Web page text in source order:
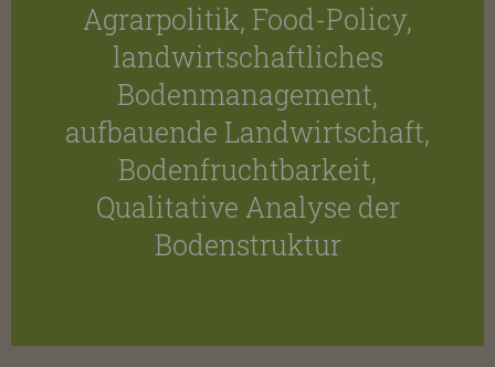
Agrarpolitik, Food-Policy,
landwirtschaftliches
Bodenmanagement,
aufbauende Landwirtschaft,
Bodenfruchtbarkeit,
Qualitative Analyse der
Bodenstruktur